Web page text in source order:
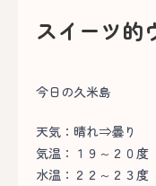
スイーツ的
今日の久米島
天気：晴れ⇒曇り
気温：１９～２０度
水温：２２～２３度